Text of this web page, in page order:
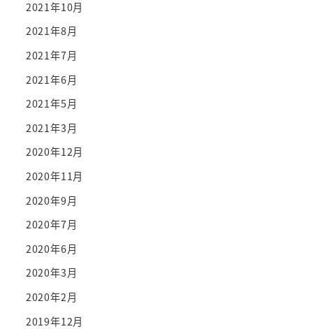
2021年10月
2021年8月
2021年7月
2021年6月
2021年5月
2021年3月
2020年12月
2020年11月
2020年9月
2020年7月
2020年6月
2020年3月
2020年2月
2019年12月